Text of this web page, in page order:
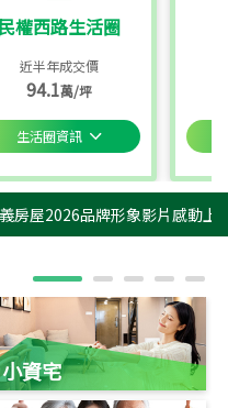
民權西路生活圈
近半年成交價
94.1萬/坪
生活圈資訊
屋2026品牌形象影片感動上
小資宅